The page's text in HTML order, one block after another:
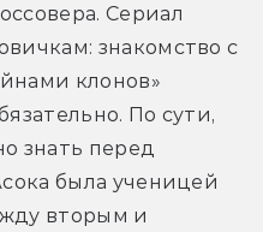
Сериал
знакомство с
клонов»
По сути,
знать перед
была ученицей
вторым и